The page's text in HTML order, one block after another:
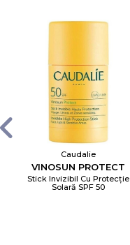
Caudalie
VINOSUN PROTECT
Stick Invizibil Cu Protecție
Solară SPF 50